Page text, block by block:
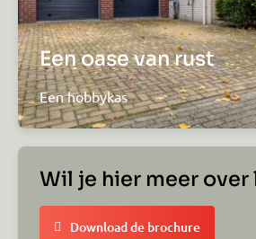
Een oase van rust
Een hobbykas
Wil je hier meer over
Download de brochure